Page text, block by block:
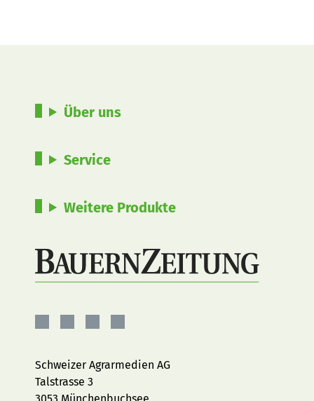
Über uns
Service
Weitere Produkte
Facebook
Instagram
YouTubeLinkedIn
Schweizer Agrarmedien AG
Talstrasse 3